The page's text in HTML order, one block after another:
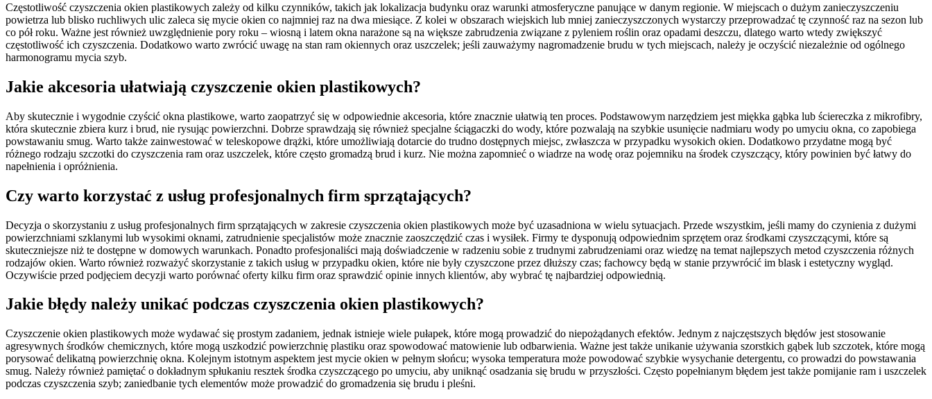
Częstotliwość czyszczenia okien plastikowych zależy od kilku czynników, takich jak lokalizacja budynku oraz warunki atmosferyczne panujące w danym regionie. W miejscach o dużym zanieczyszczeniu
powietrza lub blisko ruchliwych ulic zaleca się mycie okien co najmniej raz na dwa miesiące. Z kolei w obszarach wiejskich lub mniej zanieczyszczonych wystarczy przeprowadzać tę czynność raz na sezon lub
co pół roku. Ważne jest również uwzględnienie pory roku – wiosną i latem okna narażone są na większe zabrudzenia związane z pyleniem roślin oraz opadami deszczu, dlatego warto wtedy zwiększyć
częstotliwość ich czyszczenia. Dodatkowo warto zwrócić uwagę na stan ram okiennych oraz uszczelek; jeśli zauważymy nagromadzenie brudu w tych miejscach, należy je oczyścić niezależnie od ogólnego
harmonogramu mycia szyb.
Jakie akcesoria ułatwiają czyszczenie okien plastikowych?
Aby skutecznie i wygodnie czyścić okna plastikowe, warto zaopatrzyć się w odpowiednie akcesoria, które znacznie ułatwią ten proces. Podstawowym narzędziem jest miękka gąbka lub ściereczka z mikrofibry,
która skutecznie zbiera kurz i brud, nie rysując powierzchni. Dobrze sprawdzają się również specjalne ściągaczki do wody, które pozwalają na szybkie usunięcie nadmiaru wody po umyciu okna, co zapobiega
powstawaniu smug. Warto także zainwestować w teleskopowe drążki, które umożliwiają dotarcie do trudno dostępnych miejsc, zwłaszcza w przypadku wysokich okien. Dodatkowo przydatne mogą być
różnego rodzaju szczotki do czyszczenia ram oraz uszczelek, które często gromadzą brud i kurz. Nie można zapomnieć o wiadrze na wodę oraz pojemniku na środek czyszczący, który powinien być łatwy do
napełnienia i opróżnienia.
Czy warto korzystać z usług profesjonalnych firm sprzątających?
Decyzja o skorzystaniu z usług profesjonalnych firm sprzątających w zakresie czyszczenia okien plastikowych może być uzasadniona w wielu sytuacjach. Przede wszystkim, jeśli mamy do czynienia z dużymi
powierzchniami szklanymi lub wysokimi oknami, zatrudnienie specjalistów może znacznie zaoszczędzić czas i wysiłek. Firmy te dysponują odpowiednim sprzętem oraz środkami czyszczącymi, które są
skuteczniejsze niż te dostępne w domowych warunkach. Ponadto profesjonaliści mają doświadczenie w radzeniu sobie z trudnymi zabrudzeniami oraz wiedzę na temat najlepszych metod czyszczenia różnych
rodzajów okien. Warto również rozważyć skorzystanie z takich usług w przypadku okien, które nie były czyszczone przez dłuższy czas; fachowcy będą w stanie przywrócić im blask i estetyczny wygląd.
Oczywiście przed podjęciem decyzji warto porównać oferty kilku firm oraz sprawdzić opinie innych klientów, aby wybrać tę najbardziej odpowiednią.
Jakie błędy należy unikać podczas czyszczenia okien plastikowych?
Czyszczenie okien plastikowych może wydawać się prostym zadaniem, jednak istnieje wiele pułapek, które mogą prowadzić do niepożądanych efektów. Jednym z najczęstszych błędów jest stosowanie
agresywnych środków chemicznych, które mogą uszkodzić powierzchnię plastiku oraz spowodować matowienie lub odbarwienia. Ważne jest także unikanie używania szorstkich gąbek lub szczotek, które mogą
porysować delikatną powierzchnię okna. Kolejnym istotnym aspektem jest mycie okien w pełnym słońcu; wysoka temperatura może powodować szybkie wysychanie detergentu, co prowadzi do powstawania
smug. Należy również pamiętać o dokładnym spłukaniu resztek środka czyszczącego po umyciu, aby uniknąć osadzania się brudu w przyszłości. Często popełnianym błędem jest także pomijanie ram i uszczelek
podczas czyszczenia szyb; zaniedbanie tych elementów może prowadzić do gromadzenia się brudu i pleśni.